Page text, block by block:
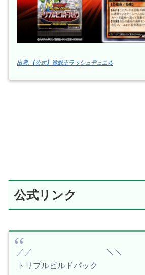
出典:【公式】遊戯王ラッシュデュエル
公式リンク
／／ ＼＼
トリプルビルドパック